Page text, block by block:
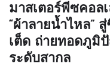
มาสเตอร์พีซคอล
“ผ้าลายน้ำไหล”
เต็ด ถ่ายทอดภูมิ
ระดับสากล